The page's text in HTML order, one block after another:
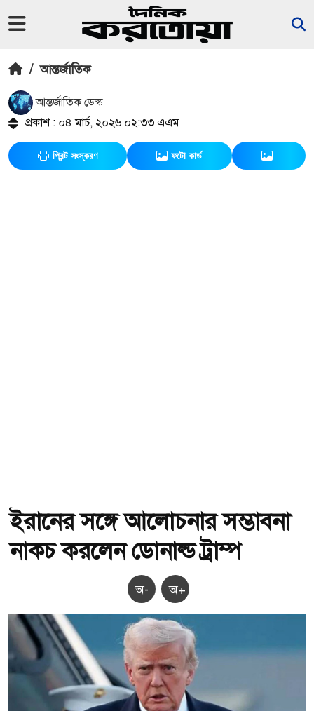
/ আন্তর্জাতিক
আন্তর্জাতিক ডেস্ক
প্রকাশ : ০৪ মার্চ, ২০২৬ ০২:৩৩ এএম
প্রিন্ট সংস্করণ ফটো কার্ড
ইরানের সঙ্গে আলোচনার সম্ভাবনা
নাকচ করলেন ডোনাল্ড ট্রাম্প
অ- অ+